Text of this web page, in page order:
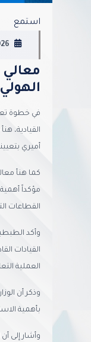
استمع
معالي
في خطوة
القيادية،
أميري
كما هنأ
مؤكداً
القطاعات
وأكد
القيادات
العملية
وذكر أن
بأهمية
وأشار إلى